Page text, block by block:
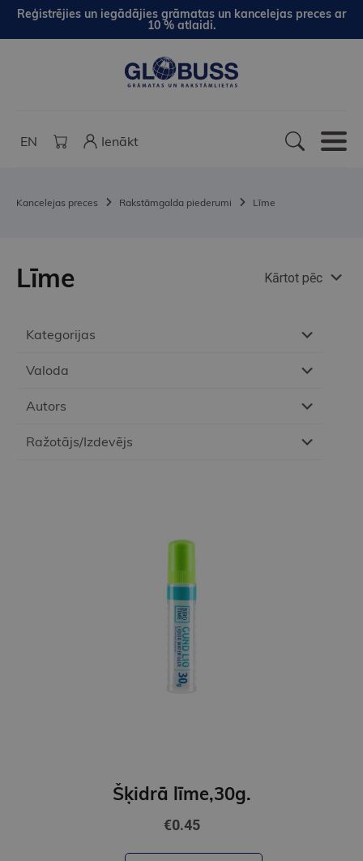
Reģistrējies un iegādājies grāmatas un kancelejas preces ar
10 % atlaidi.
EN Ienākt
Kancelejas preces Rakstāmgalda piederumi Līme
Kategorijas
Valoda
Autors
Ražotājs/Izdevējs
Līme Kārtot pēc
Šķidrā līme,30g.
€0.45